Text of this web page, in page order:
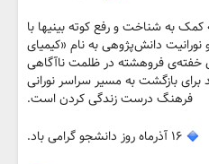
به شناخت و رفع کوته بینیها با
نورانیت دانش‌پژوهی به نام «کیمیای
خفته‌ی فروهشته در ظلمت ناآگاهی
بازگشت به مسیر سراسر نورانی
فرهنگ درست زندگی کردن است.
۱۶ آذرماه روز دانشجو گرامی باد.